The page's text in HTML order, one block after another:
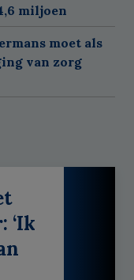
miljoen
moet als
van zorg
‘Ik